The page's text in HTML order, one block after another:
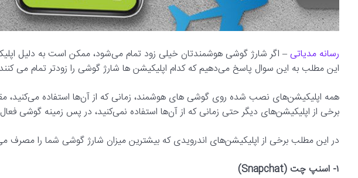
رسانه مدیاتی – اگر شارژ گوشی هوشمندتان خیلی زود تمام می‌شود، ممکن است به دلیل
این مطلب به این سوال پاسخ می‌دهیم که کدام اپلیکیشن ها شارژ گوشی را زودتر تمام می
همه اپلیکیشن‌های نصب شده روی گوشی های هوشمند، زمانی که از آن‌ها استفاده می‌کنید،
برخی از اپلیکیشن‌های دیگر حتی زمانی که از آن‌ها استفاده نمی‌کنید، در پس زمینه گوشی
در این مطلب برخی از اپلیکیشن‌های اندرویدی که بیشترین میزان شارژ گوشی شما را مصرف
۱- اسنپ چت (Snapchat)